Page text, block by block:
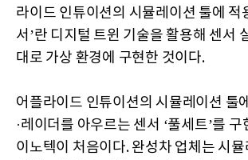
라이드 인튜이션의 시뮬레이션 툴에 적
서’란 디지털 트윈 기술을 활용해 센서
대로 가상 환경에 구현한 것이다.
어플라이드 인튜이션의 시뮬레이션 툴
·레이더를 아우르는 센서 ‘풀세트’를
이노텍이 처음이다. 완성차 업체는 시